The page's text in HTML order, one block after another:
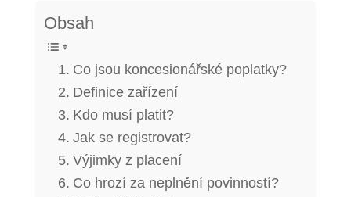
Obsah
Co jsou koncesionářské poplatky?
Definice zařízení
Kdo musí platit?
Jak se registrovat?
Výjimky z placení
Co hrozí za neplnění povinností?